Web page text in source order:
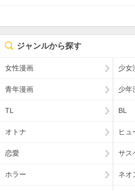
ジャンルから探す
女性漫画 少女
青年漫画 少年
TL BL
オトナ ヒュ
恋愛 サス
ホラー ネオ